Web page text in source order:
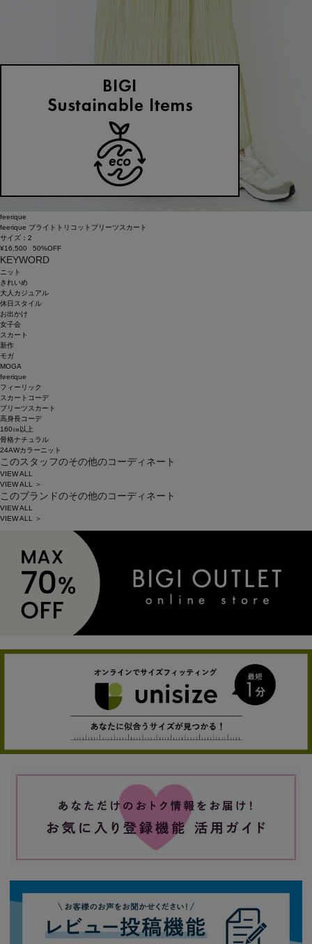
feerique
feerique ブライトトリコットプリーツスカート
サイズ：2
¥16,500
50%OFF
KEYWORD
ニット
きれいめ
大人カジュアル
休日スタイル
お出かけ
女子会
スカート
新作
モガ
MOGA
feerique
フィーリック
スカートコーデ
プリーツスカート
高身長コーデ
160㎝以上
骨格ナチュラル
24AWカラーニット
このスタッフのその他のコーディネート
VIEW ALL
VIEW ALL ＞
このブランドのその他のコーディネート
VIEW ALL
VIEW ALL ＞